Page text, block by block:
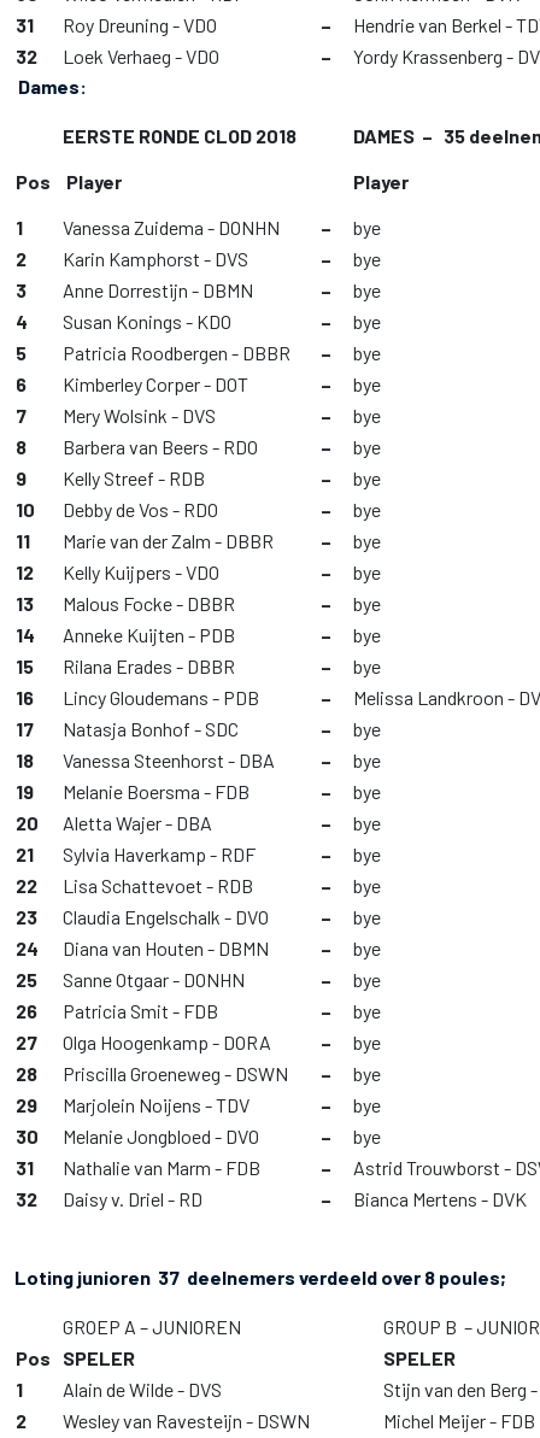
31
Roy Dreuning - VDO –
Hendrie van Berkel -
32
Loek Verhaeg - VDO –
Yordy Krassenberg -
Dames:
EERSTE RONDE CLOD 2018
DAMES – 35
Pos
Player
Player
1
Vanessa Zuidema - DONHN –
bye
2
Karin Kamphorst - DVS –
bye
3
Anne Dorrestijn - DBMN –
bye
4
Susan Konings - KDO –
bye
5
Patricia Roodbergen - DBBR –
bye
6
Kimberley Corper - DOT –
bye
7
Mery Wolsink - DVS –
bye
8
Barbera van Beers - RDO –
bye
9
Kelly Streef - RDB –
bye
10
Debby de Vos - RDO –
bye
11
Marie van der Zalm - DBBR –
bye
12
Kelly Kuijpers - VDO –
bye
13
Malous Focke - DBBR –
bye
14
Anneke Kuijten - PDB –
bye
15
Rilana Erades - DBBR –
bye
16
Lincy Gloudemans - PDB –
Melissa Landkroon -
17
Natasja Bonhof - SDC –
bye
18
Vanessa Steenhorst - DBA –
bye
19
Melanie Boersma - FDB –
bye
20
Aletta Wajer - DBA –
bye
21
Sylvia Haverkamp - RDF –
bye
22
Lisa Schattevoet - RDB –
bye
23
Claudia Engelschalk - DVO –
bye
24
Diana van Houten - DBMN –
bye
25
Sanne Otgaar - DONHN –
bye
26
Patricia Smit - FDB –
bye
27
Olga Hoogenkamp - DORA –
bye
28
Priscilla Groeneweg - DSWN –
bye
29
Marjolein Noijens - TDV –
bye
30
Melanie Jongbloed - DVO –
bye
31
Nathalie van Marm - FDB –
Astrid Trouwborst -
32
Daisy v. Driel - RD – Bianca Mertens - DVK
Loting junioren 37 deelnemers verdeeld over 8 poules;
GROEP A – JUNIOREN
GROUP B –
Pos
SPELER
SPELER
1
Alain de Wilde - DVS
Stijn van den Berg
2
Wesley van Ravesteijn - DSWN
Michel Meijer - FDB